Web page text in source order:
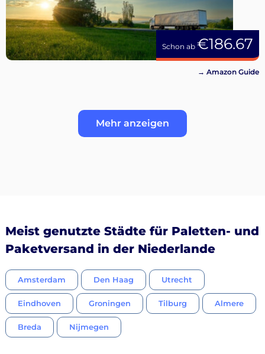
Schon ab €186.67
→ Amazon Guide
Mehr anzeigen
Meist genutzte Städte für Paletten- und
Paketversand in der Niederlande
Amsterdam Den Haag Utrecht
Eindhoven Groningen Tilburg Almere
Breda Nijmegen